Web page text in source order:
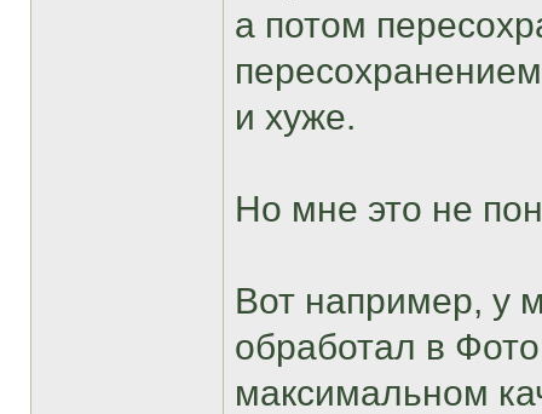
а потом
и хуже.
Но мне это не
Вот например, у
обработал в
максимальном